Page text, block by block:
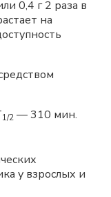
0,4 г 2 раза в
на
1/2 — 310 мин.
у взрослых и